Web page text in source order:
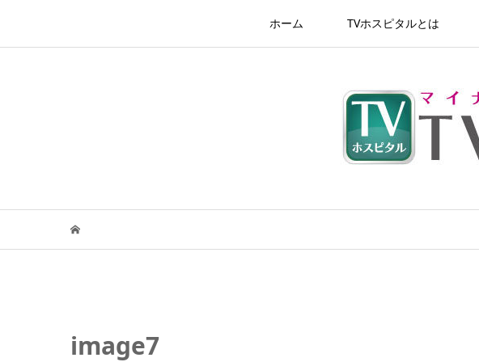
ホーム TVホスピタルとは
image7